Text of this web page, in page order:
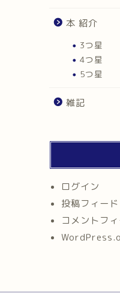
本 紹介
3つ星
4つ星
5つ星
雑記
ログイン
投稿フィード
コメントフ